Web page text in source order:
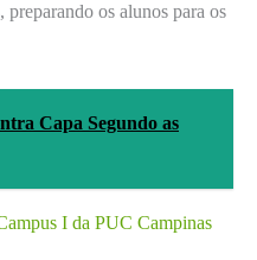
os alunos para os
Capa Segundo as
I da PUC Campinas